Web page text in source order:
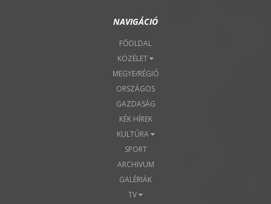
NAVIGÁCIÓ
FŐOLDAL
KÖZÉLET
MEGYE/RÉGIÓ
ORSZÁGOS
GAZDASÁG
KÉK HÍREK
KULTÚRA
SPORT
ARCHIVUM
GALÉRIÁK
TV